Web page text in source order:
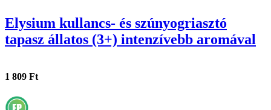
Elysium kullancs- és szúnyogriasztó
tapasz állatos (3+) intenzívebb aromával
1 809 Ft